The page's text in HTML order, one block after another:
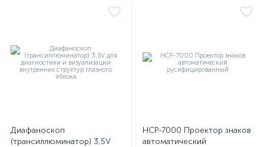
Диафаноскоп
(трансиллюминатор) 3,5V
НСР-7000 Проектор знаков
автоматический